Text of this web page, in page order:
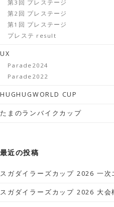
第3回 プレステージ
第2回 プレステージ
第1回 プレステージ
プレステ result
UX
Parade2024
Parade2022
HUGHUGWORLD CUP
たまのランバイクカップ
最近の投稿
スガダイラーズカップ 2026 一次
スガダイラーズカップ 2026 大会